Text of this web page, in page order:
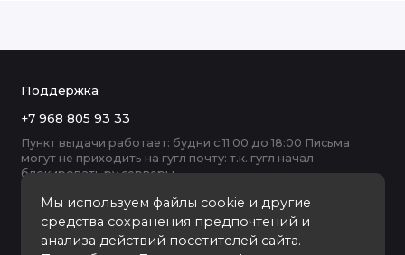
Мы используем файлы cookie и другие
средства сохранения предпочтений и
анализа действий посетителей сайта.
Поддержка
+7 968 805 93 33
Пункт выдачи работает: будни с 11:00 до 18:00 Письма
могут не приходить на гугл почту: т.к. гугл начал
блокировать ру серверы